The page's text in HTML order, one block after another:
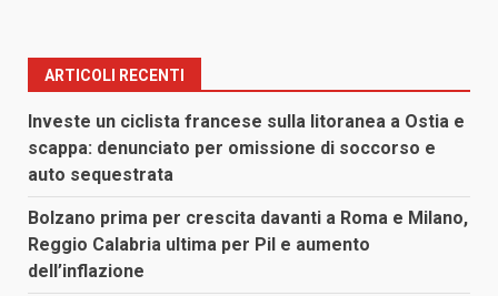
ARTICOLI RECENTI
Investe un ciclista francese sulla litoranea a Ostia e
scappa: denunciato per omissione di soccorso e
auto sequestrata
Bolzano prima per crescita davanti a Roma e Milano,
Reggio Calabria ultima per Pil e aumento
dell’inflazione